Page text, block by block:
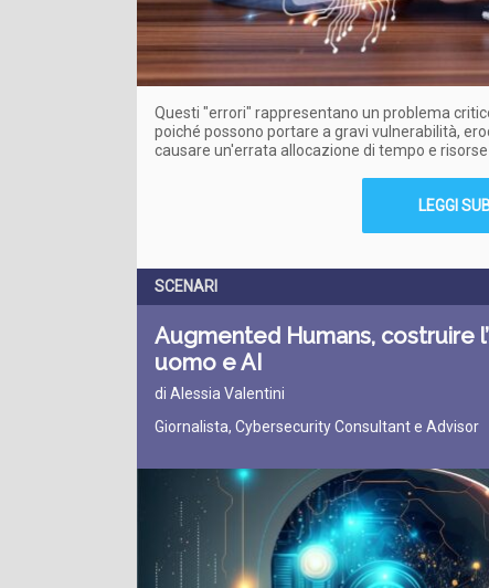
Questi "errori" rappresentano un problema
poiché possono portare a gravi vulnerabilità,
causare un'errata allocazione di tempo e risorse
LEGGI
SCENARI
Augmented Humans, costruire
uomo e AI
di Alessia Valentini
Giornalista, Cybersecurity Consultant e Advisor